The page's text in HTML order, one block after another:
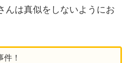
んは真似をしないようにお
！